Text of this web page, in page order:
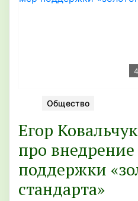
Общество
Егор
про
поддержки
стандарта»